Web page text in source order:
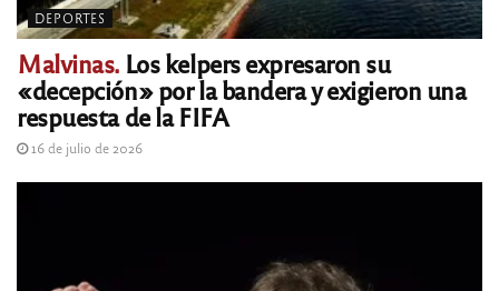
DEPORTES
Malvinas. Los kelpers expresaron su
«decepción» por la bandera y exigieron una
respuesta de la FIFA
16 de julio de 2026